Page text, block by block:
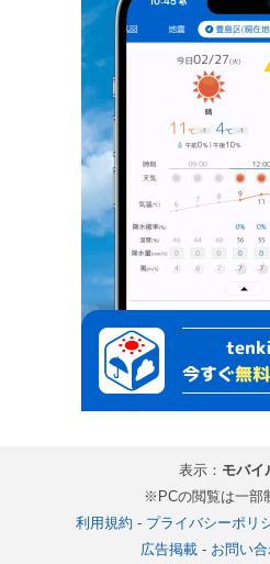
表示： モバイ
※PCの閲覧は一部
利用規約 - プライバシーポリ
広告掲載- お問い